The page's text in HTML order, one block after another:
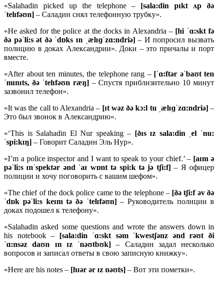
«Salahadin picked up the telephone – [sala:dinpɪkt ʌp ðə
ˈtelɪfəʊn] – Саладин снял телефонную трубку».
«He asked for the police at the docks in Alexandria – [hi ˈɑ:sktfə
ðə pəˈli:s ət ðə ˈdɒks ɪn ˌælɪɡˈzɑ:ndriə]– И попросил вызвать
полицию в доках Александрии». Доки – это причалы и порт
вместе.
«After about ten minutes, the telephone rang – [ˈɑ:ftər əˈbaʊt ten
ˈmɪnɪts, ðə ˈtelɪfəʊn ræŋ] – Спустя приблизительно 10 минут
зазвонил телефон».
«It was the call to Alexandria – [ɪt wəz ðəkɔ:l tu ˌælɪɡˈzɑ:ndriə]–
Это был звонок в Александрию».
«‘This is Salahadin El Nur speaking – [ðɪs ɪz sala:din ˌel ˈnu:
ˈspi:kɪŋ] – Говорит Саладин Эль Нур».
«I’m a police inspector and I want to speak to your chief.’ – [aɪm ə
pəˈli:s ɪnˈspektər ənd ˈaɪ wɒnttə spi:k təjə tʃi:f]– Я офицер
полиции и хочу поговорить с вашим шефом».
«The chief of the dock police came to the telephone – [ðətʃi:f əv ðə
ˈdɒkpəˈli:s keɪmtə ðə ˈtelɪfəʊn]– Руководитель полиции в
доках подошел к телефону».
«Salahadin asked some questions and wrote the answers down in
his notebook – [sala:din ˈɑ:skt səm ˈkwestʃənz əndrəʊt ði
ˈɑ:nsəzdaʊn ɪn ɪz ˈnəʊtbʊk]– Саладин задал несколько
вопросов и записал ответы в свою записную книжку».
«Here are his notes – [hɪər ər ɪz nəʊts] – Вот эти пометки».